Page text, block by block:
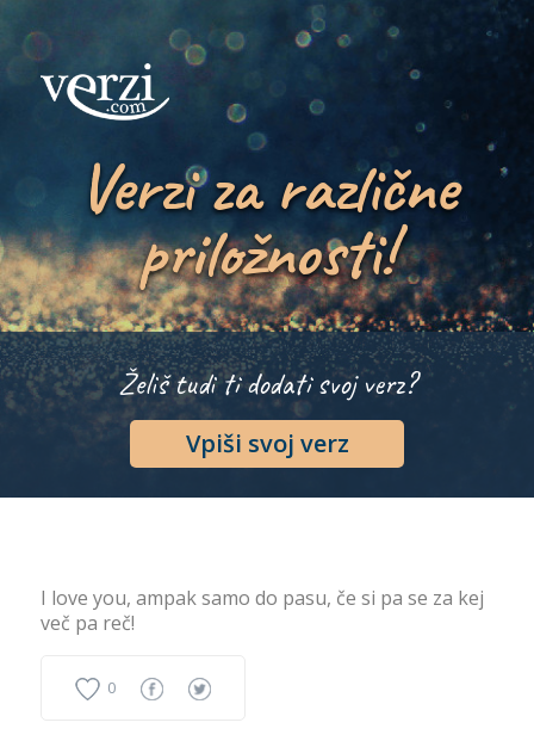
Verzi za različne
priložnosti!
Želiš tudi ti dodati svoj verz?
Vpiši svoj verz
I love you, ampak samo do pasu, če si pa se za kej
več pa reč!
0